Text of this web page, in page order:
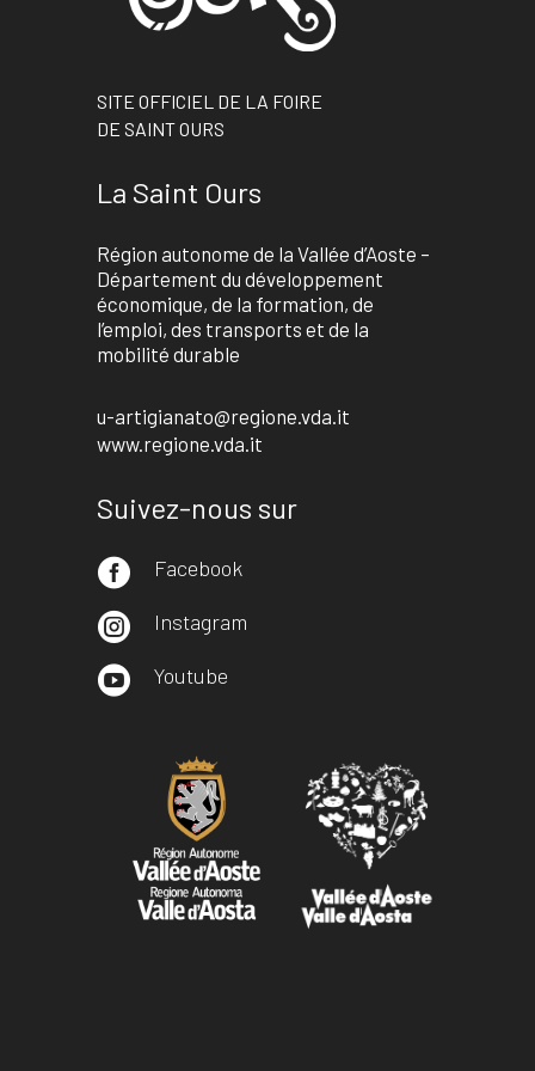
SITE OFFICIEL DE LA FOIRE
DE SAINT OURS
La Saint Ours
Région autonome de la Vallée d’Aoste –
Département du développement
économique, de la formation, de
l’emploi, des transports et de la
mobilité durable
u-artigianato@regione.vda.it
www.regione.vda.it
Suivez-nous sur
 Facebook
 Instagram
 Youtube